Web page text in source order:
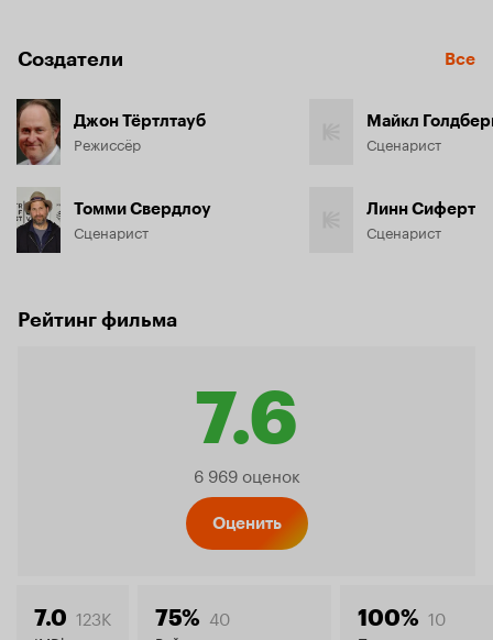
Создатели Все
Джон Тёртлтауб
Режиссёр
Томми Свердлоу
Сценарист
Майкл
Сценарист
Линн Сиферт
Сценарист
Рейтинг фильма
7.6
Рейтинг
6 969 оценок
Оценить
7.0 123K 75% 40 100% 10